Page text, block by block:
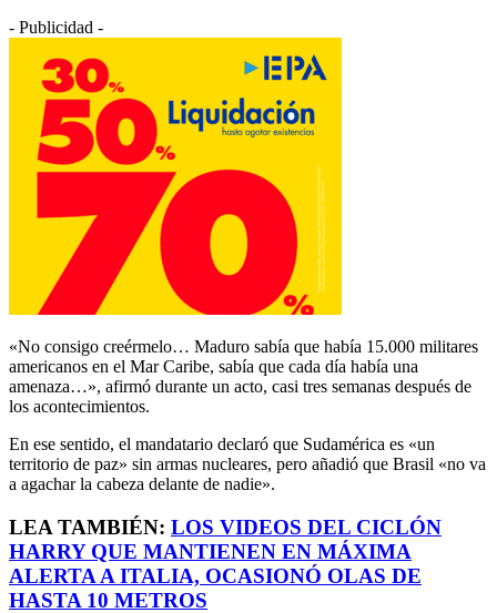
- Publicidad -
«No consigo creérmelo… Maduro sabía que había 15.000 militares
americanos en el Mar Caribe, sabía que cada día había una
amenaza…», afirmó durante un acto, casi tres semanas después de
los acontecimientos.
En ese sentido, el mandatario declaró que Sudamérica es «un
territorio de paz» sin armas nucleares, pero añadió que Brasil «no va
a agachar la cabeza delante de nadie».
LEA TAMBIÉN: LOS VIDEOS DEL CICLÓN
HARRY QUE MANTIENEN EN MÁXIMA
ALERTA A ITALIA, OCASIONÓ OLAS DE
HASTA 10 METROS